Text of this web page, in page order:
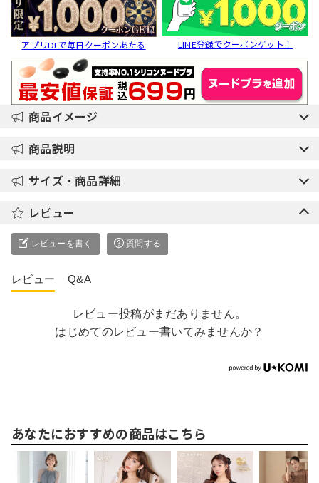
アプリDLで毎日クーポンあたる LINE登録でクーポンゲット！
商品イメージ
商品説明
サイズ・商品詳細
レビュー
レビューを書く 質問する
レビュー Q&A
レビュー投稿がまだありません。
はじめてのレビュー書いてみませんか？
あなたにおすすめの商品はこちら